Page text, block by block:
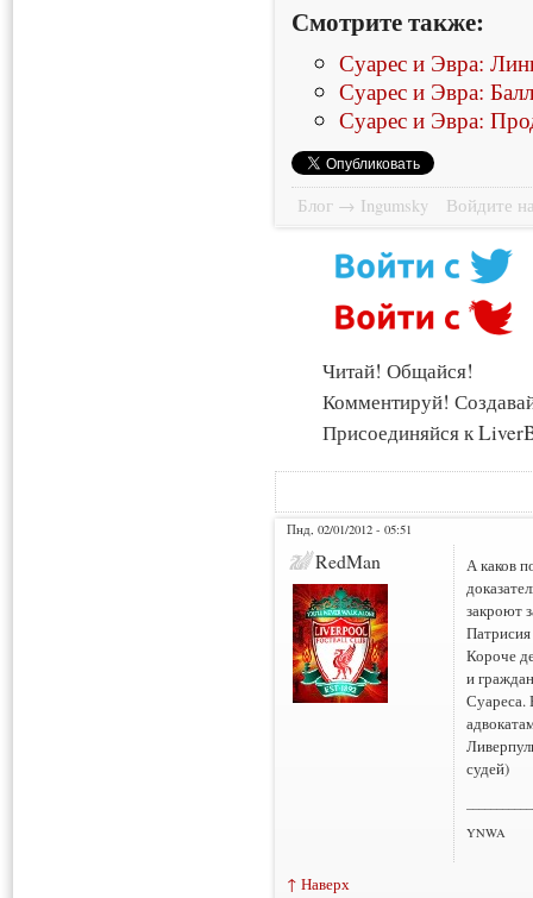
Смотрите также:
Суарес и Эвра:
Суарес и Эвра:
Суарес и Эвра:
Блог → Ingumsky Войдите
Читай! Общайся!
Комментируй!
Присоединяйся к
Пнд, 02/01/2012 - 05:51
RedMan
А каков
закроют
Короче
и
Суареса.
судей)
YNWA
↑ Наверх